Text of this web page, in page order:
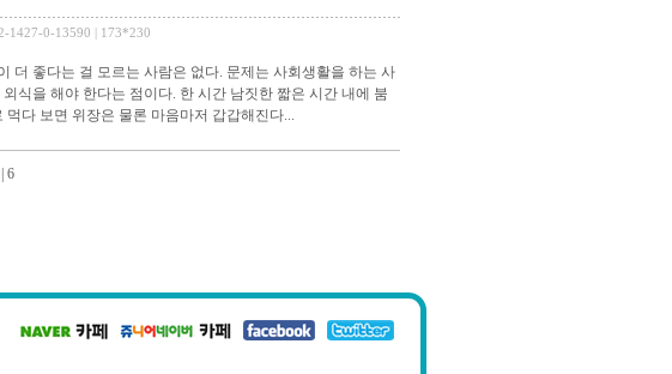
1427-0-13590 | 173*230
더 좋다는 걸 모르는 사람은 없다. 문제는 사회생활을 하는 사
식을 해야 한다는 점이다. 한 시간 남짓한 짧은 시간 내에 붐
다 보면 위장은 물론 마음마저 갑갑해진다...
6